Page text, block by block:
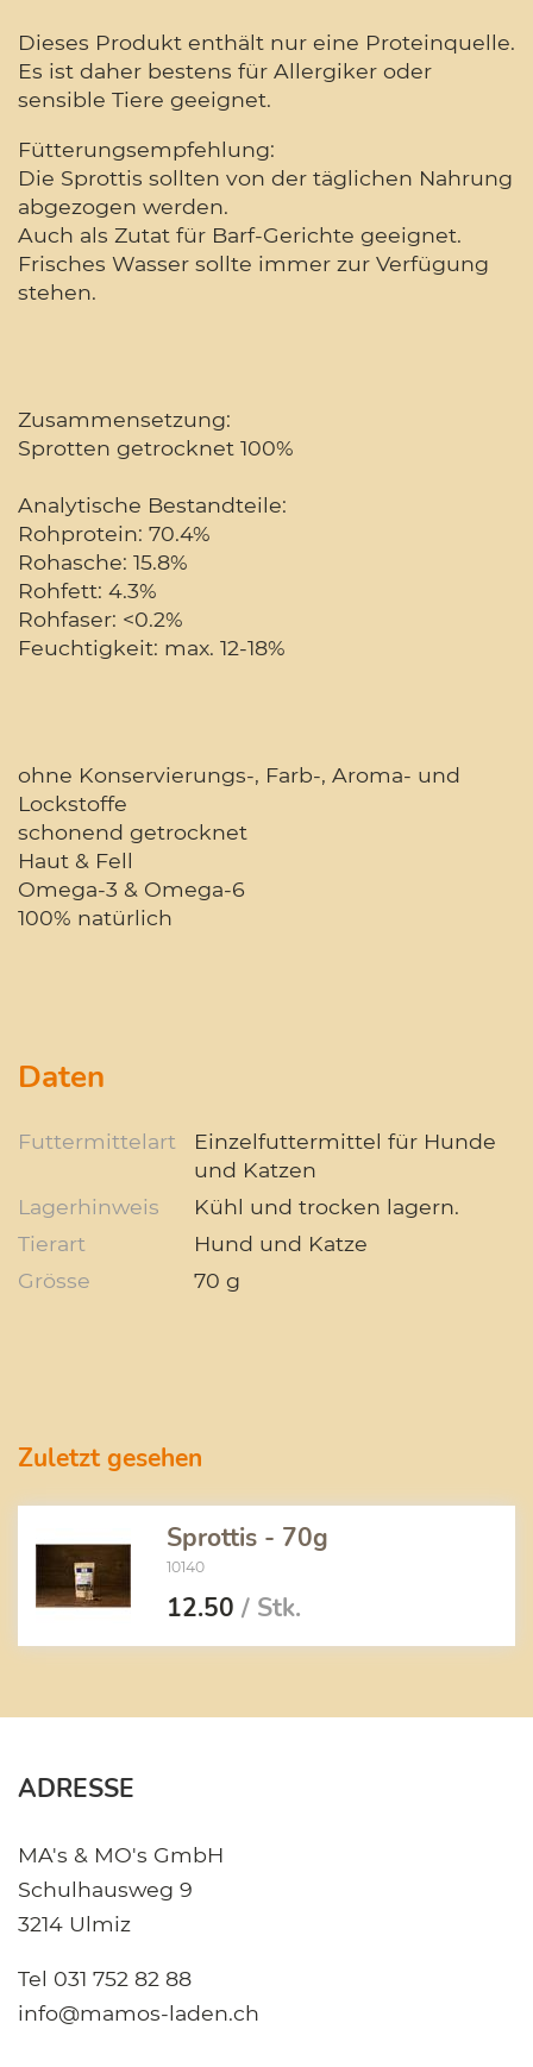
Dieses Produkt enthält nur eine Proteinquelle.
Es ist daher bestens für Allergiker oder
sensible Tiere geeignet.
Fütterungsempfehlung:
Die Sprottis sollten von der täglichen Nahrung
abgezogen werden.
Auch als Zutat für Barf-Gerichte geeignet.
Frisches Wasser sollte immer zur Verfügung
stehen.
Zusammensetzung:
Sprotten getrocknet 100%
Analytische Bestandteile:
Rohprotein: 70.4%
Rohasche: 15.8%
Rohfett: 4.3%
Rohfaser: <0.2%
Feuchtigkeit: max. 12-18%
ohne Konservierungs-, Farb-, Aroma- und
Lockstoffe
schonend getrocknet
Haut & Fell
Omega-3 & Omega-6
100% natürlich
Daten
Futtermittelart
Einzelfuttermittel für Hunde
und Katzen
Lagerhinweis
Kühl und trocken lagern.
Tierart
Hund und Katze
Grösse
70 g
Zuletzt gesehen
Sprottis - 70g
10140
12.50 / Stk.
ADRESSE
MA's & MO's GmbH
Schulhausweg 9
3214 Ulmiz
Tel 031 752 82 88
info@mamos-laden.ch